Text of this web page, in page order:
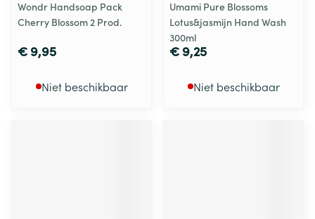
Wondr Handsoap Pack
Cherry Blossom 2 Prod.
€ 9,95
Niet beschikbaar
Umami Pure Blossoms
Lotus&jasmijn Hand Wash
300ml
€ 9,25
Niet beschikbaar